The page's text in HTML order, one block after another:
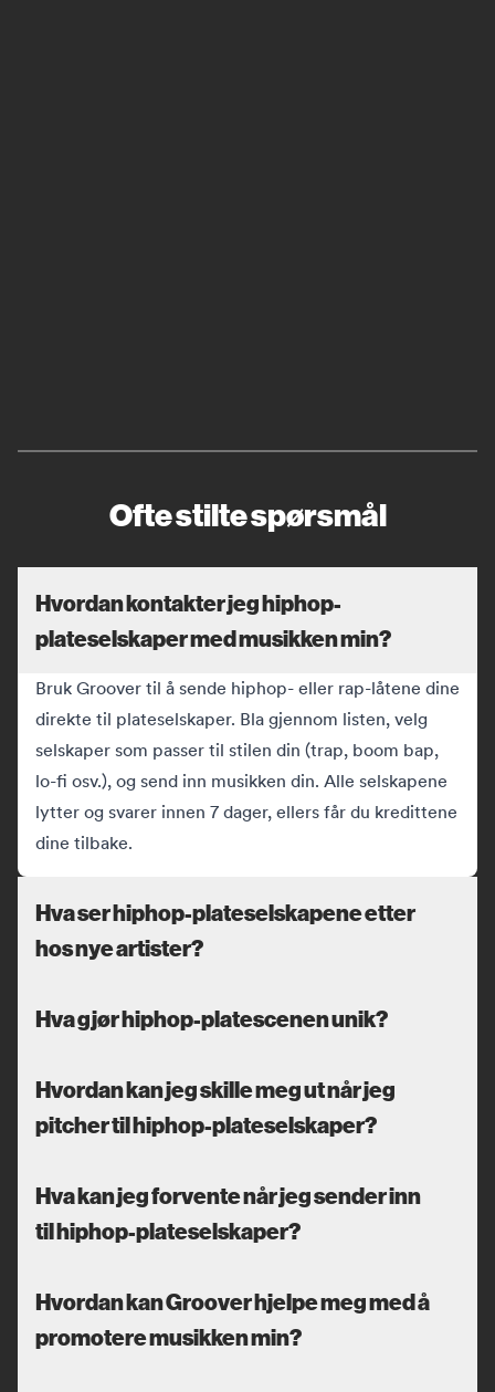
Ofte stilte spørsmål
Hvordan kontakter jeg hiphop-
plateselskaper med musikken min?
Bruk Groover til å sende hiphop- eller rap-låtene dine
direkte til plateselskaper. Bla gjennom listen, velg
selskaper som passer til stilen din (trap, boom bap,
lo-fi osv.), og send inn musikken din. Alle selskapene
lytter og svarer innen 7 dager, ellers får du kredittene
dine tilbake.
Hva ser hiphop-plateselskapene etter
hos nye artister?
Hva gjør hiphop-platescenen unik?
Hvordan kan jeg skille meg ut når jeg
pitcher til hiphop-plateselskaper?
Hva kan jeg forvente når jeg sender inn
til hiphop-plateselskaper?
Hvordan kan Groover hjelpe meg med å
promotere musikken min?